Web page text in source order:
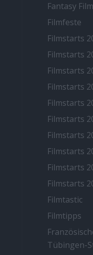
Fantasy
Filmfeste
Filmstarts
Filmstarts
Filmstarts
Filmstarts
Filmstarts
Filmstarts
Filmstarts
Filmstarts
Filmstarts
Filmstarts
Filmtastic
Filmtipps
Tübingen-